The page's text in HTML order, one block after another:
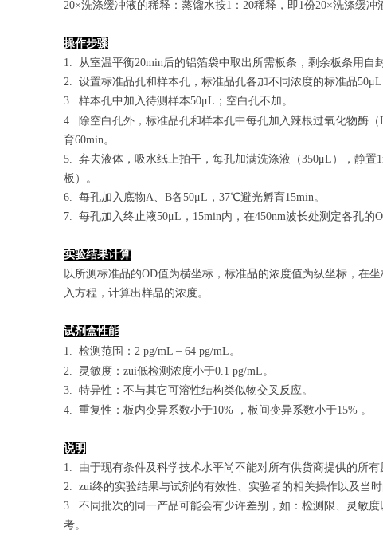
20×洗涤缓冲液的稀释：蒸馏水按1：20稀释，即1份20×洗涤缓冲
操作步骤
1. 从室温平衡20min后的铝箔袋中取出所需板条，剩余板条用自
2. 设置标准品孔和样本孔，标准品孔各加不同浓度的标准品50μL
3. 样本孔中 加 入待测样本50μL；空白孔不加。
4.
除空白孔外，标准品孔和样本孔中每孔加入辣根过氧化物酶
育60min。
5. 弃去液体，吸水纸上拍干，每孔加满洗涤液 （350μL ）
，静
板）。
6. 每孔加入底物A、B各50μL，37℃避光孵育15min。
7. 每孔加入终止液50μL，15min内，在450nm波长处测定各孔的
实验结果计算
以所测标准品的OD值为横坐标， 标准品的浓度值为纵坐标，在坐
入方程，计算出样品的浓度。
试剂盒性能
1. 检测范围 ： 2 pg/mL – 64 pg/mL。
2. 灵敏度：zui低检测浓度小于0.1 pg/mL。
3. 特异性：不与其它可溶性结构类似物交叉反应。
4. 重复性：板内变异系数小于10% ， 板间变异系数小于15% 。
说明
1. 由于现有条件及科学技术水平尚不能对所有供货商提供的所
2. zui终的实验结果与试剂的有效性、实验者的相关操作以及当
3. 不同批次的同一产品可能会有少许差别，如：检测限、灵敏
考。